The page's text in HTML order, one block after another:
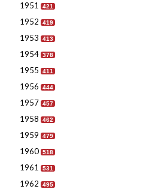
1951 421
1952 419
1953 413
1954 378
1955 411
1956 444
1957 457
1958 462
1959 479
1960 518
1961 531
1962 495